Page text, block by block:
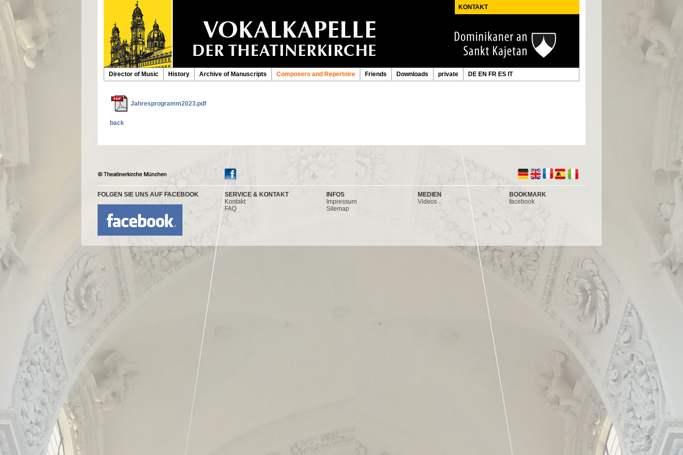
KONTAKT
Director of Music History Archive of Manuscripts Composers and Repertoire Friends Downloads private DE EN FR ES IT
Jahresprogramm2023.pdf
back
FOLGEN SIE UNS AUF FACEBOOK
SERVICE & KONTAKT
Kontakt
FAQ
INFOS
Impressum
Sitemap
MEDIEN
Videos
BOOKMARK
facebook